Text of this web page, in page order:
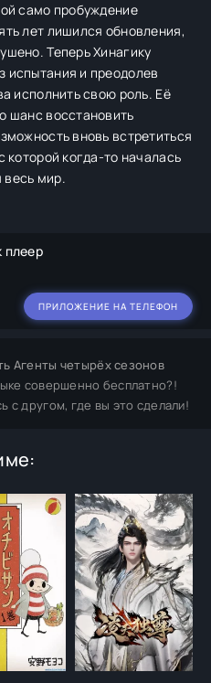
само пробуждение
лет лишился обновления,
Теперь Хинагику
испытания и преодолев
исполнить свою роль. Её
шанс восстановить
вновь встретиться
когда-то началась
мир.
плеер
ПРИЛОЖЕНИЕ НА ТЕЛЕФОН
Агенты четырёх сезонов
совершенно бесплатно?!
с другом, где вы это сделали!